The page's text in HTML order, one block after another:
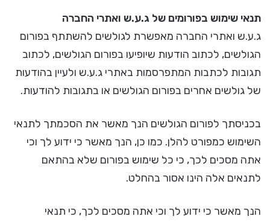
תנאי שימוש בפורומים של ג.ע.ש ואתרי החברה
ג.ע.ש ואתרי החברה מאפשרת לגולשים להשתתף בפורום
הגולשים, לכתוב הודעות שיופיעו בפורום הגולשים, לכתוב
תגובות לכתבות המתפרסמות באתרי ג.ע.ש ולעיין בהודעות
של גולשים אחרים בפורום הגולשים או בתגובות להודעות.
בכניסתך לפורום הגולשים הנך מאשר את הסכמתך לתנאי
השימוש כמפורט להלן. כמו כן, הנך מאשר כי ידוע לך וכי
אתה מסכים לכך, כי כל שימוש בפורום שלא בהתאם
לתנאים אלה הינו אסור בהחלט.
הנך מאשר כי ידוע לך וכי אתה מסכים לכך, כי תנאי